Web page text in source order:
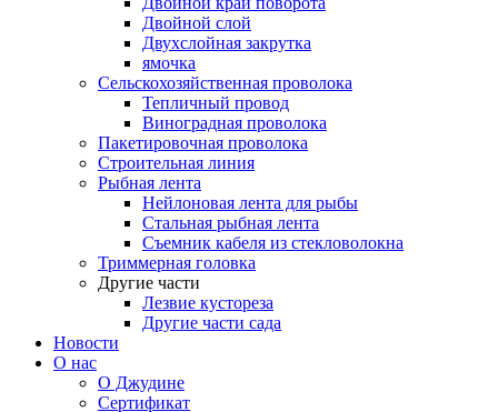
Двойной слой
Двухслойная закрутка
ямочка
Сельскохозяйственная проволока
Тепличный провод
Виноградная проволока
Пакетировочная проволока
Строительная линия
Рыбная лента
Нейлоновая лента для рыбы
Стальная рыбная лента
Съемник кабеля из стекловолокна
Триммерная головка
Другие части
Лезвие кустореза
Другие части сада
Новости
О нас
О Джудине
Сертификат